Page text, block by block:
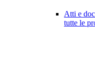
Atti e
tutte le